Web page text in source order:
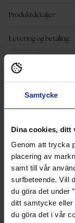
Samtycke
Dina cookies, ditt
Genom att trycka
placering av
samt till vår
surfbeteende. Vill
du göra det under
ditt samtycke eller
du göra det i vår
Produktdetaljer
Levering og betaling